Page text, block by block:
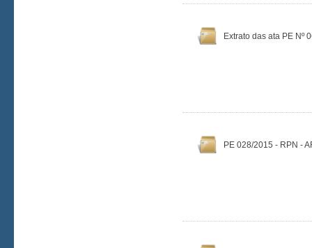
Extrato das ata PE Nº
PE 028/2015 - RPN -